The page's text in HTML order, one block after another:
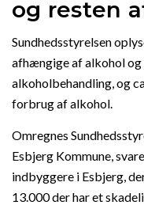
og resten
Sundhedsstyrelsen
afhængige af alkohol
alkoholbehandling, og
forbrug af alkohol.
Omregnes
Esbjerg Kommune,
indbyggere i Esbjerg,
13.000 der har et